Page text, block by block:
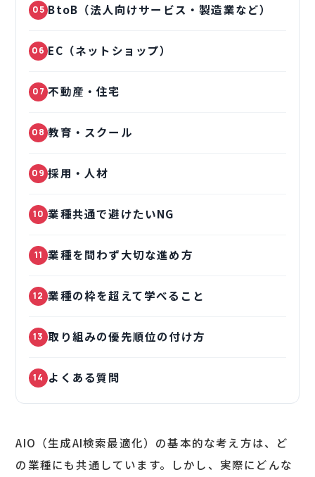
05 BtoB（法人向けサービス・製造業など）
06 EC（ネットショップ）
07 不動産・住宅
08 教育・スクール
09 採用・人材
10 業種共通で避けたいNG
11 業種を問わず大切な進め方
12 業種の枠を超えて学べること
13 取り組みの優先順位の付け方
14 よくある質問
AIO（生成AI検索最適化）の基本的な考え方は、ど
の業種にも共通しています。しかし、実際にどんな